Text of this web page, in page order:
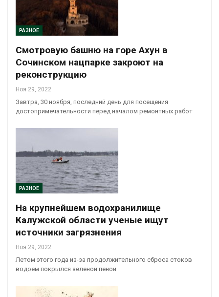
РАЗНОЕ
Смотровую башню на горе Ахун в
Сочинском нацпарке закроют на
реконструкцию
Ноя 29, 2022
Завтра, 30 ноября, последний день для посещения
достопримечательности перед началом ремонтных работ
РАЗНОЕ
На крупнейшем водохранилище
Калужской области ученые ищут
источники загрязнения
Ноя 29, 2022
Летом этого года из-за продолжительного сброса стоков
водоем покрылся зеленой пеной